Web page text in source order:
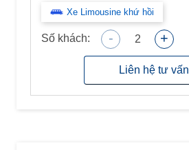
Xe Limousine khứ hồi
Số khách: - 2 +
Liên hệ tư vấn